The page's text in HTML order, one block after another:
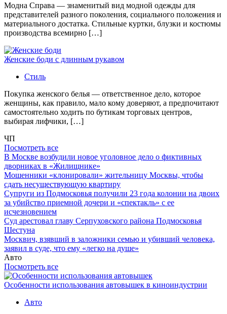
Модна Справа — знаменитый вид модной одежды для
представителей разного поколения, социального положения и
материального достатка. Стильные куртки, блузки и костюмы
производства всемирно […]
Женские боди с длинным рукавом
Стиль
Покупка женского белья — ответственное дело, которое
женщины, как правило, мало кому доверяют, а предпочитают
самостоятельно ходить по бутикам торговых центров,
выбирая лифчики, […]
ЧП
Посмотреть все
В Москве возбудили новое уголовное дело о фиктивных
дворниках в «Жилищнике»
Мошенники «клонировали» жительницу Москвы, чтобы
сдать несуществующую квартиру
Супруги из Подмосковья получили 23 года колонии на двоих
за убийство приемной дочери и «спектакль» с ее
исчезновением
Суд арестовал главу Серпуховского района Подмосковья
Шестуна
Москвич, взявший в заложники семью и убивший человека,
заявил в суде, что ему «легко на душе»
Авто
Посмотреть все
Особенности использования автовышек в киноиндустрии
Авто